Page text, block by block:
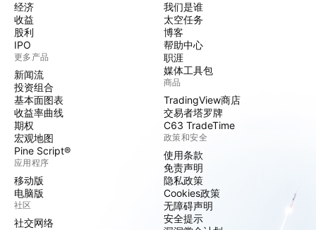
经济
收益
股利
IPO
更多产品
新闻流
投资组合
基本面图表
收益率曲线
期权
宏观地图
Pine Script®
应用程序
移动版
电脑版
社区
社交网络
我们是谁
太空任务
博客
帮助中心
职涯
媒体工具包
商品
TradingView商店
交易者塔罗牌
C63 TradeTime
政策和安全
使用条款
免责声明
隐私政策
Cookies政策
无障碍声明
安全提示